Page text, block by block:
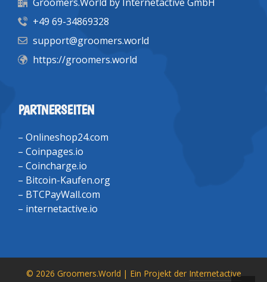
+49 69-34869328
support@groomers.world
https://groomers.world
PARTNERSEITEN
– Onlineshop24.com
– Coinpages.io
– Coincharge.io
– Bitcoin-Kaufen.org
– BTCPayWall.com
– internetactive.io
© 2026 Groomers.World | Ein Projekt der Internetactive